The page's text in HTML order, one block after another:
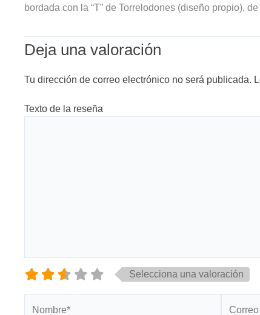
bordada con la “T” de Torrelodones (diseño propio),
Deja una valoración
Tu dirección de correo electrónico no será publicada.
Texto de la reseña
Selecciona una valoración